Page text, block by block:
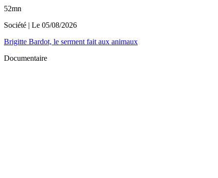
52mn
Société | Le 05/08/2026
Brigitte Bardot, le serment fait aux animaux
Documentaire